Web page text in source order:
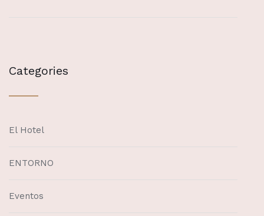
Categories
El Hotel
ENTORNO
Eventos